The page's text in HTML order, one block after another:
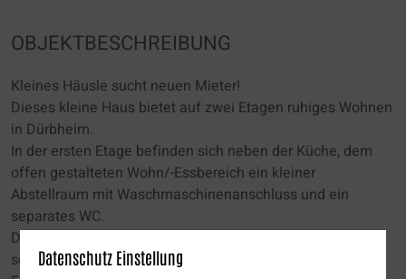
OBJEKTBESCHREIBUNG
Kleines Häusle sucht neuen Mieter!
Dieses kleine Haus bietet auf zwei Etagen ruhiges Wohnen
in Dürbheim.
In der ersten Etage befinden sich neben der Küche, dem
offen gestalteten Wohn/-Essbereich ein kleiner
Abstellraum mit Waschmaschinenanschluss und ein
separates WC.
Durch die hintere Türe gelangt man in einen Lagerraum
sowie in den Garten.
Datenschutz Einstellung